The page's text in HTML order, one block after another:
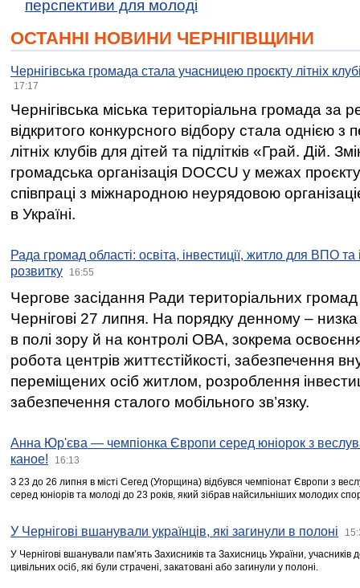
перспективи для молоді
ОСТАННІ НОВИНИ ЧЕРНІГІВЩИНИ
Чернігівська громада стала учасницею проєкту літніх
17:17
Чернігівська міська територіальна громада за
відкритого конкурсного відбору стала однією
літніх клубів для дітей та підлітків «Грай. Дій.
громадська організація DOCCU у межах
співпраці з міжнародною неурядовою
в Україні.
Рада громад області: освіта, інвестиції, житло для ВПО
розвитку
16:55
Чергове засідання Ради територіальних громад
Чернігові 27 липня. На порядку денному –
в полі зору й на контролі ОВА, зокрема освоєння
робота центрів життєстійкості, забезпечення
переміщених осіб житлом, розроблення
забезпечення сталого мобільного зв’язку.
Анна Юр'єва — чемпіонка Європи серед юніорок з
каное!
16:13
З 23 до 26 липня в місті Сегед (Угорщина) відбувся чемпіонат Європи з
серед юніорів та молоді до 23 років, який зібрав найсильніших молодих
У Чернігові вшанували українців, які загинули в полоні
У Чернігові вшанували пам’ять Захисників та Захисниць України,
цивільних осіб, які були страчені, закатовані або загинули у полоні.